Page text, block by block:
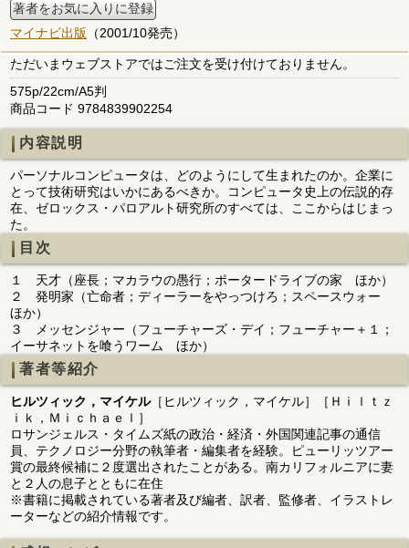
著者をお気に入りに登録
マイナビ出版 （2001/10発売）
ただいまウェブストアではご注文を受け付けておりません。
575p/22cm/A5判
商品コード 9784839902254
内容説明
パーソナルコンピュータは、どのようにして生まれたのか。企業に
とって技術研究はいかにあるべきか。コンピュータ史上の伝説的存
在、ゼロックス・パロアルト研究所のすべては、ここからはじまっ
た。
目次
１ 天才（座長；マカラウの愚行；ポータードライブの家 ほか）
２ 発明家（亡命者；ディーラーをやっつけろ；スペースウォー
ほか）
３ メッセンジャー（フューチャーズ・デイ；フューチャー＋１；
イーサネットを喰うワーム ほか）
著者等紹介
ヒルツィック，マイケル［ヒルツィック，マイケル］［Ｈｉｌｔｚ
ｉｋ，Ｍｉｃｈａｅｌ］
ロサンジェルス・タイムズ紙の政治・経済・外国関連記事の通信
員、テクノロジー分野の執筆者・編集者を経験。ピューリッツアー
賞の最終候補に２度選出されたことがある。南カリフォルニアに妻
と２人の息子とともに在住
※書籍に掲載されている著者及び編者、訳者、監修者、イラストレ
ーターなどの紹介情報です。